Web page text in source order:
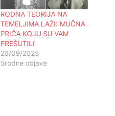
RODNA TEORIJA NA
TEMELJIMA LAŽI: MUČNA
PRIČA KOJU SU VAM
PREŠUTILI
26/09/2025
Srodne objave